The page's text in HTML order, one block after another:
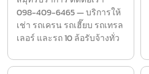
098-409-6465 — บริการให้
เช่า รถเครน รถเฮี๊ยบ รถเทรล
เลอร์ และรถ 10 ล้อรับจ้างทั่ว